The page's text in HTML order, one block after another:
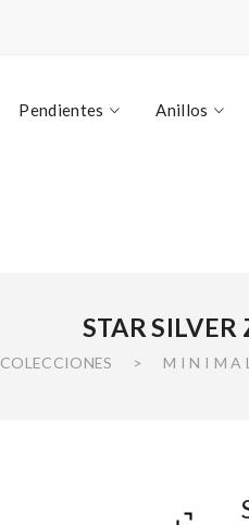
Pendientes Anillos
STAR
COLECCIONES > M I N I M A